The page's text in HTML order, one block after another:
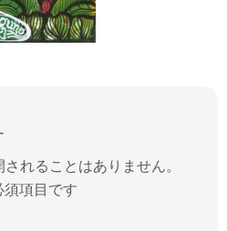
れることはありません。
項目です